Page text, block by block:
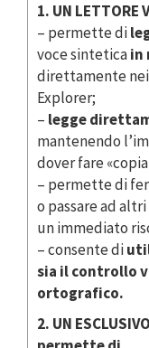
1. UN LETTORE
– permette di
voce sinteticain
direttamente
Explorer;
– legge
mantenendo
dover fare
– permette di
o passare ad
un immediato
– consente di
sia il controllo
ortografico.
2. UN